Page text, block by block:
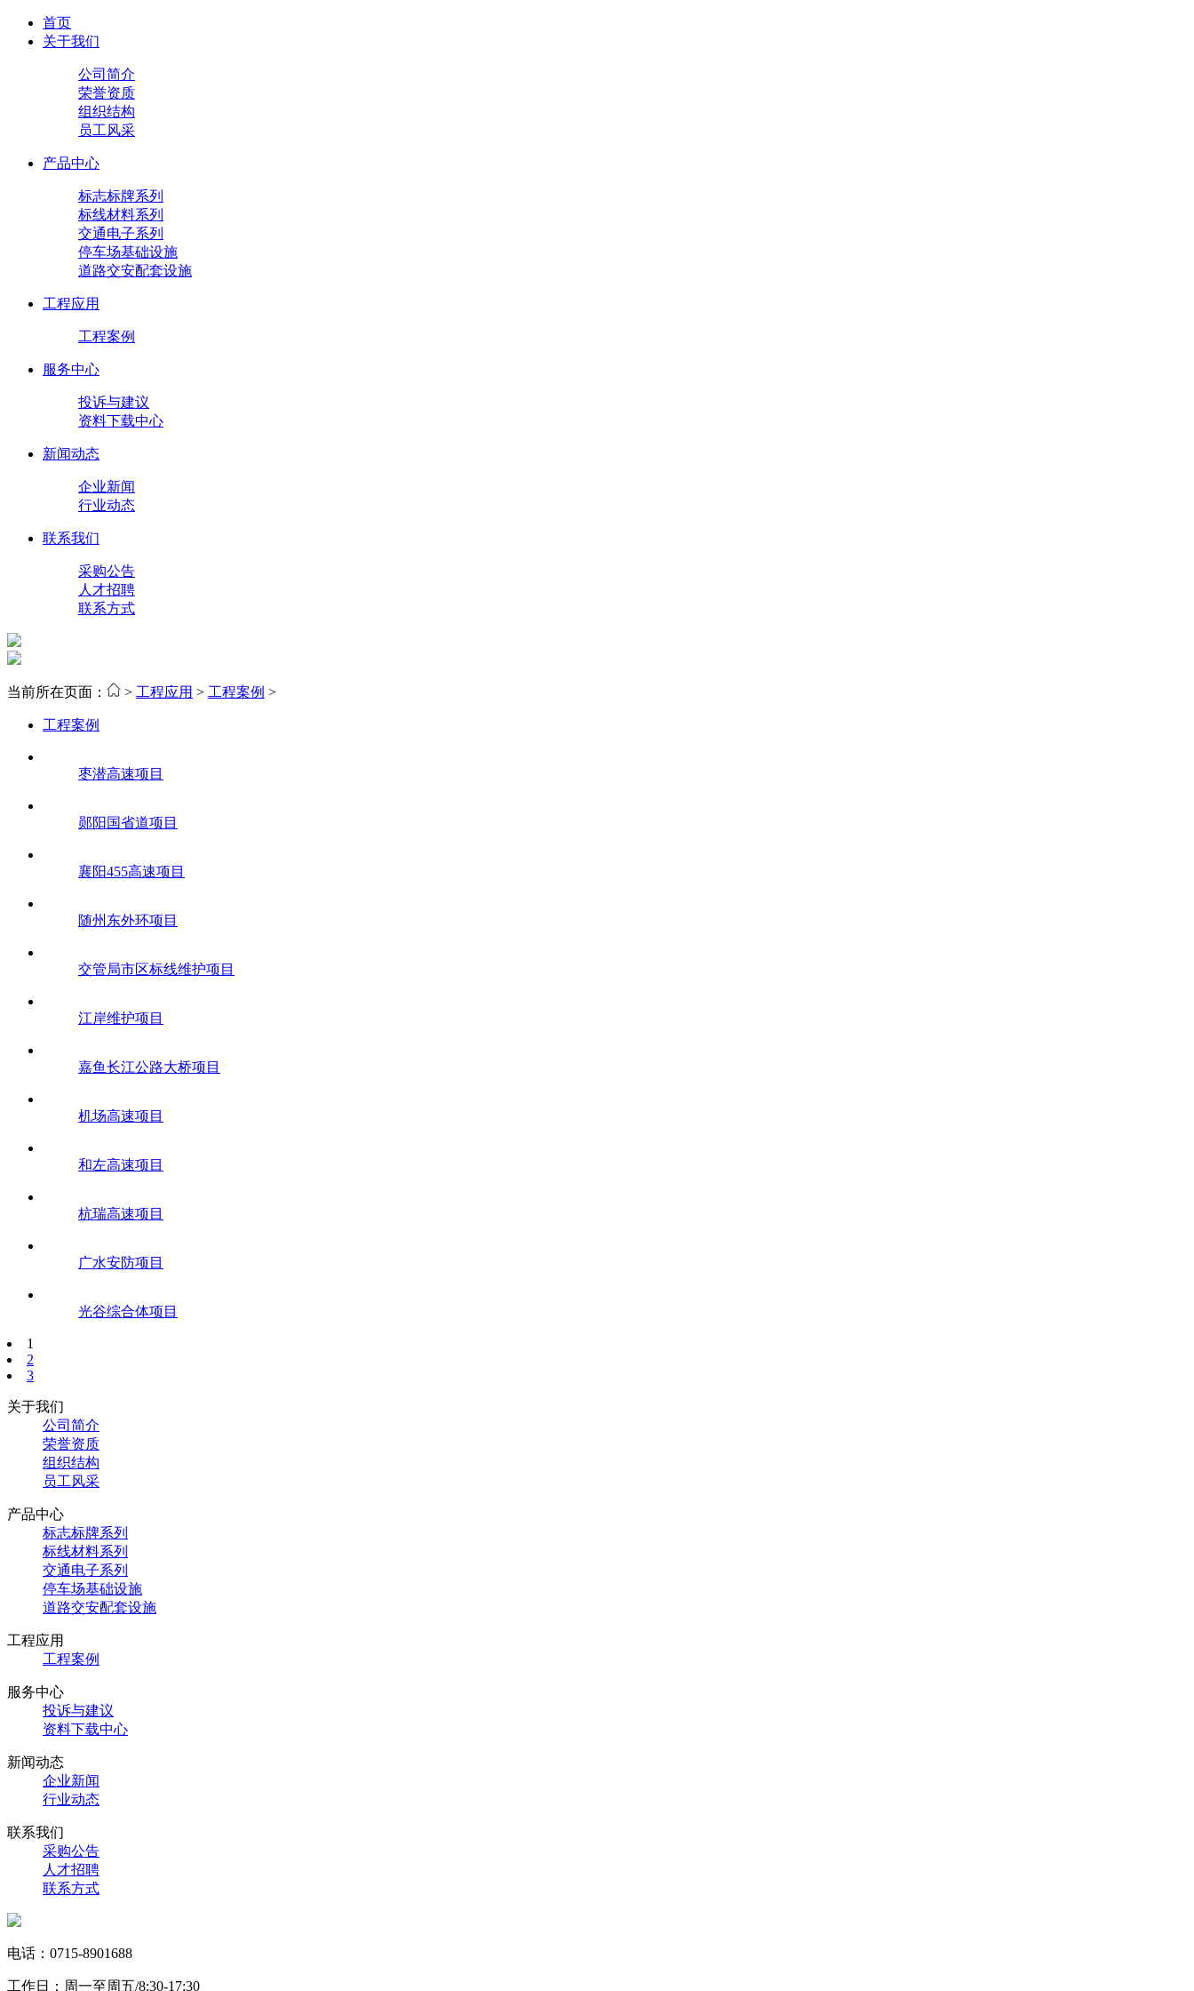
首页
关于我们
公司简介
荣誉资质
组织结构
员工风采
产品中心
标志标牌系列
标线材料系列
交通电子系列
停车场基础设施
道路交安配套设施
工程应用
工程案例
服务中心
投诉与建议
资料下载中心
新闻动态
企业新闻
行业动态
联系我们
采购公告
人才招聘
联系方式
当前所在页面： > 工程应用 > 工程案例 >
工程案例
枣潜高速项目
郧阳国省道项目
襄阳455高速项目
随州东外环项目
交管局市区标线维护项目
江岸维护项目
嘉鱼长江公路大桥项目
机场高速项目
和左高速项目
杭瑞高速项目
广水安防项目
光谷综合体项目
1
2
3
关于我们
公司简介
荣誉资质
组织结构
员工风采
产品中心
标志标牌系列
标线材料系列
交通电子系列
停车场基础设施
道路交安配套设施
工程应用
工程案例
服务中心
投诉与建议
资料下载中心
新闻动态
企业新闻
行业动态
联系我们
采购公告
人才招聘
联系方式
电话：0715-8901688
工作日：周一至周五/8:30-17:30